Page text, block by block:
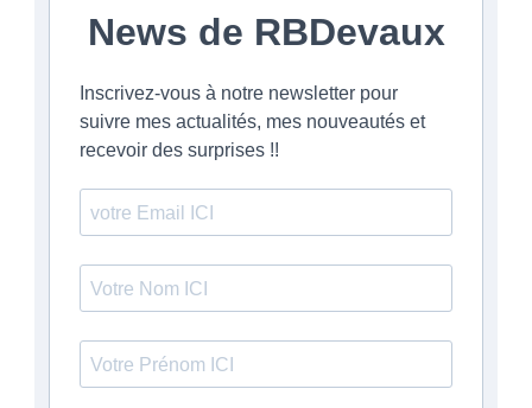
News de RBDevaux
Inscrivez-vous à notre newsletter pour
suivre mes actualités, mes nouveautés et
recevoir des surprises !!